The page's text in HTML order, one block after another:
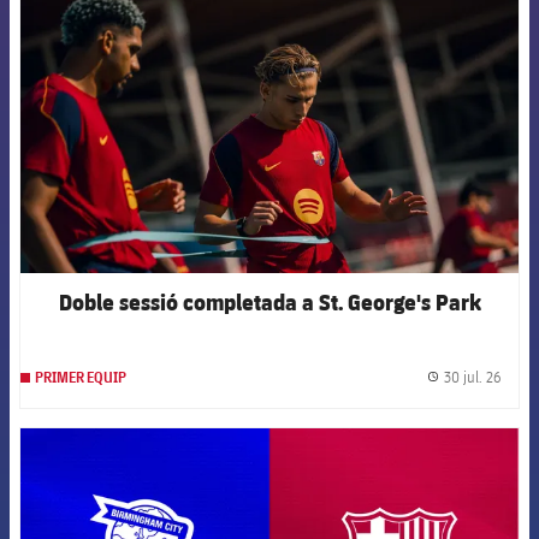
Doble sessió completada a St. George's Park
PRIMER EQUIP 30 jul. 26